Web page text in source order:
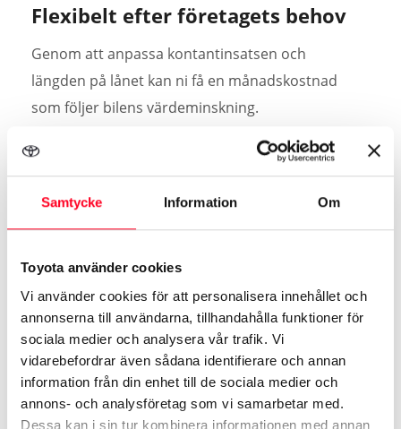
Samtycke Information Om
Toyota använder cookies
Vi använder cookies för att personalisera innehållet och
annonserna till användarna, tillhandahålla funktioner för
sociala medier och analysera vår trafik. Vi
vidarebefordrar även sådana identifierare och annan
information från din enhet till de sociala medier och
annons- och analysföretag som vi samarbetar med.
Dessa kan i sin tur kombinera informationen med annan
Flexibelt efter företagets behov
Genom att anpassa kontantinsatsen och
längden på lånet kan ni få en månadskostnad
som följer bilens värdeminskning.
månader på nya bilar, beroende på vilken bil ni